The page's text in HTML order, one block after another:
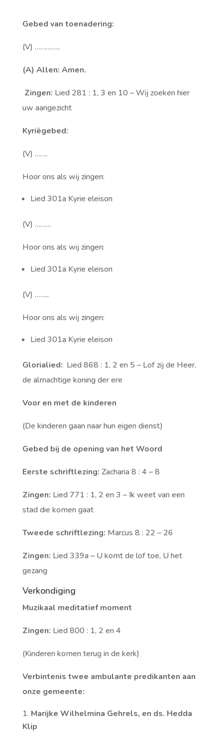
Gebed van toenadering:
(V) …………..
(A) Allen: Amen.
Zingen: Lied 281 : 1, 3 en 10 – Wij zoeken hier
uw aangezicht
Kyriëgebed:
(V) …….
Hoor ons als wij zingen:
Lied 301a Kyrie eleison
(V) ………
Hoor ons als wij zingen:
Lied 301a Kyrie eleison
(V) ……..
Hoor ons als wij zingen:
Lied 301a Kyrie eleison
Glorialied: Lied 868 : 1, 2 en 5 – Lof zij de Heer,
de almachtige koning der ere
Voor en met de kinderen
(De kinderen gaan naar hun eigen dienst)
Gebed bij de opening van het Woord
Eerste schriftlezing: Zacharia 8 : 4 – 8
Zingen: Lied 771 : 1, 2 en 3 – Ik weet van een
stad die komen gaat
Tweede schriftlezing: Marcus 8 : 22 – 26
Zingen: Lied 339a – U komt de lof toe, U het
gezang
Verkondiging
Muzikaal meditatief moment
Zingen: Lied 800 : 1, 2 en 4
(Kinderen komen terug in de kerk)
Verbintenis twee ambulante predikanten aan
onze gemeente:
Marijke Wilhelmina Gehrels, en ds. Hedda
Klip